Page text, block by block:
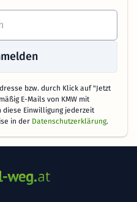
bzw. durch Klick auf "Jetzt
E-Mails von KMW mit
diese Einwilligung jederzeit
in der Datenschutzerklärung.